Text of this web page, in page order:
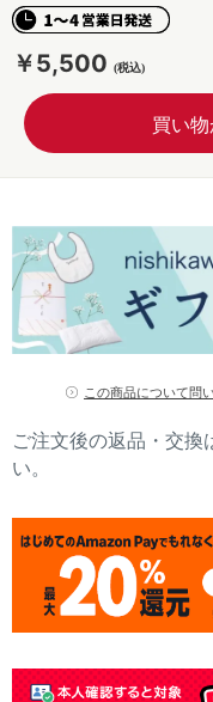
￥5,500
この商品について問
ご注文後の返品・交換
い。